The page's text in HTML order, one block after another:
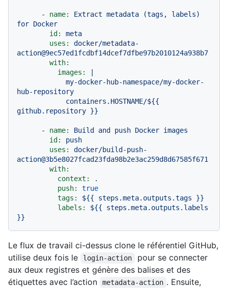
- name: Extract metadata (tags,
labels)
for Docker
id:
meta
uses:
docker/metadata-
action@9ec57ed1fcdbf14dcef7dfbe97b2010124a938b7
with:
images:
hub-repository
- name: Build and push Docker images
id:
push
uses:
docker/build-push-
action@3b5e8027fcad23fda98b2e3ac259d8d67585f671
with:
context:
.
push:
true
tags:
${{ steps.meta.outputs.tags
}}
labels:
${{
steps.meta.outputs.labels
}}
Le flux de travail ci-dessus clone le référentiel GitHub,
utilise deux fois le
login-action
pour se connecter
aux deux registres et génère des balises et des
étiquettes avec l’action
metadata-action . Ensuite,